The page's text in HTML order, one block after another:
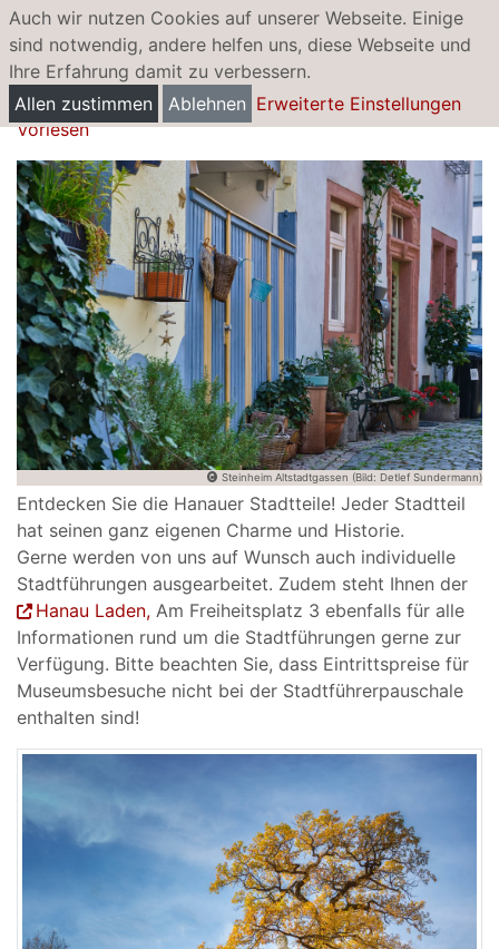
Auch wir nutzen Cookies auf unserer Webseite. Einige
sind notwendig, andere helfen uns, diese Webseite und
Ihre Erfahrung damit zu verbessern.
Allen zustimmen
Ablehnen Erweiterte Einstellungen
Stadtteilführungen
Vorlesen
Steinheim Altstadtgassen (Bild: Detlef Sundermann)
Entdecken Sie die Hanauer Stadtteile! Jeder Stadtteil
hat seinen ganz eigenen Charme und Historie.
Gerne werden von uns auf Wunsch auch individuelle
Stadtführungen ausgearbeitet. Zudem steht Ihnen der
Hanau Laden,Am Freiheitsplatz 3 ebenfalls für alle
Informationen rund um die Stadtführungen gerne zur
Verfügung. Bitte beachten Sie, dass Eintrittspreise für
Museumsbesuche nicht bei der Stadtführerpauschale
enthalten sind!